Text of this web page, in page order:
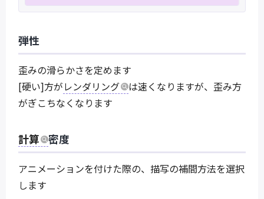
弾性
歪みの滑らかさを定めます
[硬い]方がレンダリング
は速くなりますが、歪み方
がぎこちなくなります
計算 密度
アニメーションを付けた際の、描写の補間方法を選択
します